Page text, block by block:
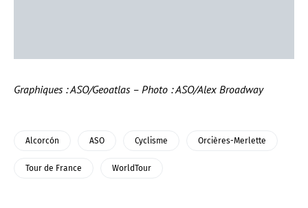
Graphiques : ASO/Geoatlas – Photo : ASO/Alex Broadway
Alcorcón ASO Cyclisme Orcières-Merlette
Tour de France WorldTour